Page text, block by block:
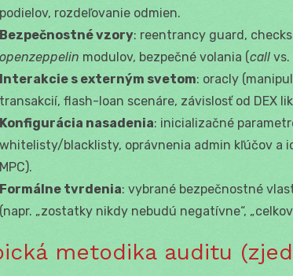
podielov, rozdeľovanie odmien.
Bezpečnostné vzory: reentrancy guard,
openzeppelin modulov, bezpečné volania (call vs.
Interakcie s externým svetom: oracly
transakcií, flash-loan scenáre, závislosť od DEX
Konfigurácia nasadenia: inicializačné
whitelisty/blacklisty, oprávnenia admin kľúčov a
MPC).
Formálne tvrdenia: vybrané bezpečnostné
(napr. „zostatky nikdy nebudú negatívne“,
metodika auditu